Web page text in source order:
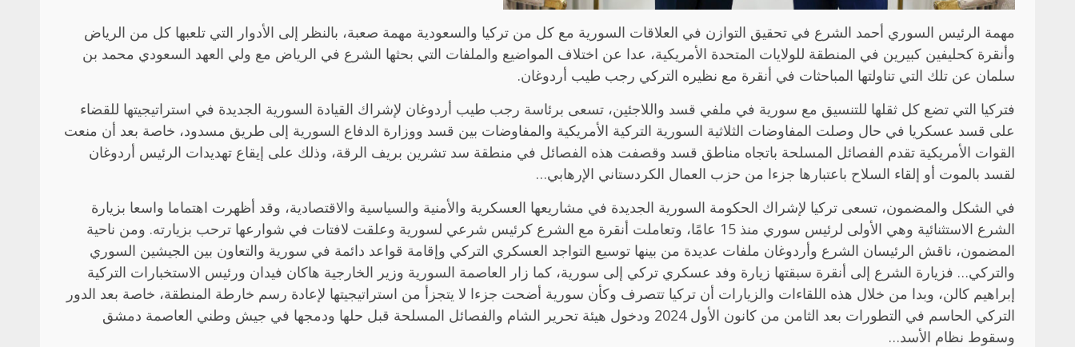
مهمة الرئيس السوري أحمد الشرع في تحقيق التوازن في العلاقات السورية مع كل من تركيا والسعودية مهمة صعبة، بالنظر إلى الأدوار التي تلعبها كل من الرياض
وأنقرة كحليفين كبيرين في المنطقة للولايات المتحدة الأمريكية، عدا عن اختلاف المواضيع والملفات التي بحثها الشرع في الرياض مع ولي العهد السعودي محمد بن
سلمان عن تلك التي تناولتها المباحثات في أنقرة مع نظيره التركي رجب طيب أردوغان.
فتركيا التي تضع كل ثقلها للتنسيق مع سورية في ملفي قسد واللاجئين، تسعى برئاسة رجب طيب أردوغان لإشراك القيادة السورية الجديدة في استراتيجيتها للقضاء
على قسد عسكريا في حال وصلت المفاوضات الثلاثية السورية التركية الأمريكية والمفاوضات بين قسد ووزارة الدفاع السورية إلى طريق مسدود، خاصة بعد أن منعت
القوات الأمريكية تقدم الفصائل المسلحة باتجاه مناطق قسد وقصفت هذه الفصائل في منطقة سد تشرين بريف الرقة، وذلك على إيقاع تهديدات الرئيس أردوغان
لقسد بالموت أو إلقاء السلاح باعتبارها جزءا من حزب العمال الكردستاني الإرهابي…
في الشكل والمضمون، تسعى تركيا لإشراك الحكومة السورية الجديدة في مشاريعها العسكرية والأمنية والسياسية والاقتصادية، وقد أظهرت اهتماما واسعا بزيارة
الشرع الاستثنائية وهي الأولى لرئيس سوري منذ 15 عامًا، وتعاملت أنقرة مع الشرع كرئيس شرعي لسورية وعلقت لافتات في شوارعها ترحب بزيارته. ومن ناحية
المضمون، ناقش الرئيسان الشرع وأردوغان ملفات عديدة من بينها توسيع التواجد العسكري التركي وإقامة قواعد دائمة في سورية والتعاون بين الجيشين السوري
والتركي… فزيارة الشرع إلى أنقرة سبقتها زيارة وفد عسكري تركي إلى سورية، كما زار العاصمة السورية وزير الخارجية هاكان فيدان ورئيس الاستخبارات التركية
إبراهيم كالن، وبدا من خلال هذه اللقاءات والزيارات أن تركيا تتصرف وكأن سورية أضحت جزءا لا يتجزأ من استراتيجيتها لإعادة رسم خارطة المنطقة، خاصة بعد الدور
التركي الحاسم في التطورات بعد الثامن من كانون الأول 2024 ودخول هيئة تحرير الشام والفصائل المسلحة قبل حلها ودمجها في جيش وطني العاصمة دمشق
وسقوط نظام الأسد…